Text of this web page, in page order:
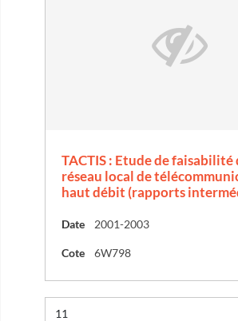
TACTIS : Etude de faisabilité
réseau local de
haut débit (rapports
Date 2001-2003
Cote 6W798
Résultat n°
11